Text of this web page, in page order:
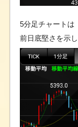
5分足チャートは
前日底堅さを示